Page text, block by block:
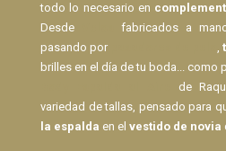
todo lo necesario en
Desde
fabricados a
pasando por
,
brilles en el día de tu boda... como
de
variedad de tallas, pensado para
la espalda en el vestido de novia